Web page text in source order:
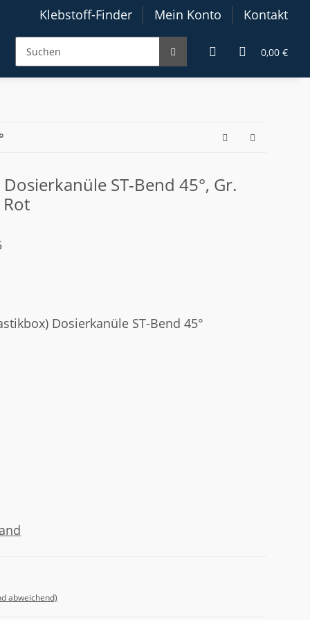
Klebstoff-Finder Mein Konto Kontakt
0,00 €
ST-Bend 45°, Gr.
Dosierkanüle ST-Bend 45°
abweichend)